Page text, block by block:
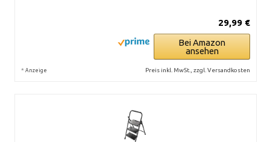
29,99 €
Bei Amazon
ansehen
* Anzeige Preis inkl. MwSt., zzgl. Versandkosten